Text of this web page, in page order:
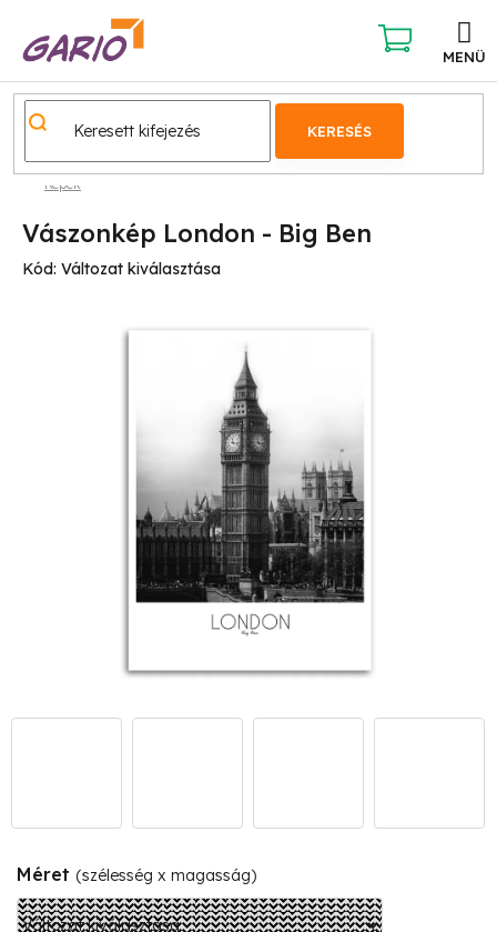
KERESÉS
KOSÁR
Képek
Vászonkép London - Big Ben
Kód: Változat kiválasztása
Méret (szélesség x magasság)